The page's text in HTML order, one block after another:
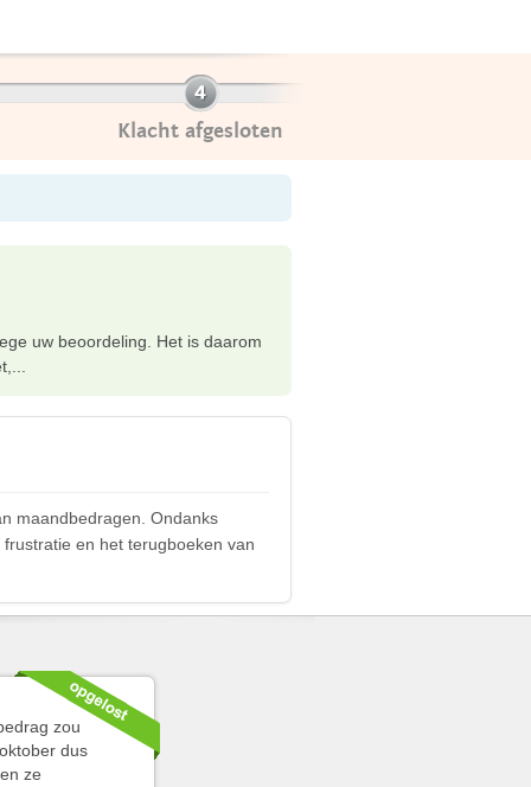
Klacht afgesloten
uw beoordeling. Het is daarom
maandbedragen. Ondanks
en het terugboeken van
zou
dus
ze